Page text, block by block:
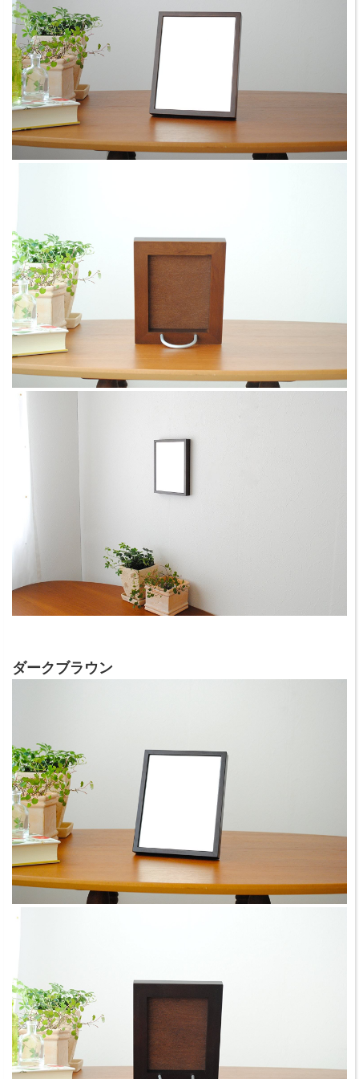
ダークブラウン